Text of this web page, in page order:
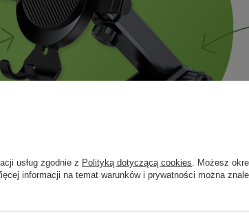
usług zgodnie z Polityką dotyczącą cookies . Możesz
informacji na temat warunków i prywatności można